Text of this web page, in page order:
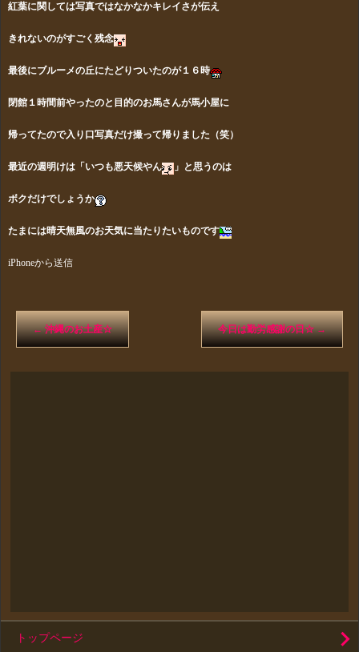
紅葉に関しては写真ではなかなかキレイさが伝え
きれないのがすごく残念
最後にブルーメの丘にたどりついたのが１６時
閉館１時間前やったのと目的のお馬さんが馬小屋に
帰ってたので入り口写真だけ撮って帰りました（笑）
最近の週明けは「いつも悪天候やん 」と思うのは
ボクだけでしょうか
たまには晴天無風のお天気に当たりたいものです
iPhoneから送信
←沖縄のお土産☆ 今日は勤労感謝の日☆→
トップページ